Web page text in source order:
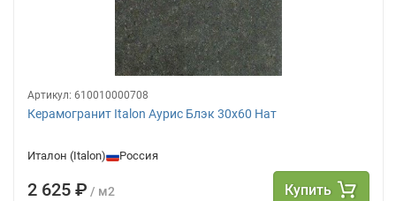
Артикул: 610010000708
Керамогранит Italon Аурис Блэк 30х60 Нат
Италон (Italon) Россия
2 625 ₽ / м2 Купить